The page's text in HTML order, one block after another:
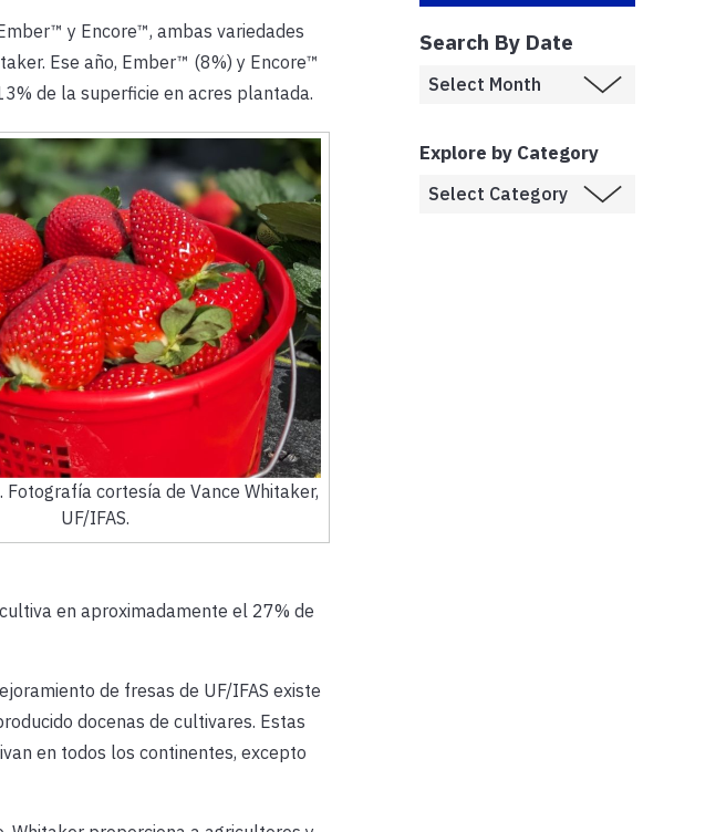
y Encore™, ambas variedades
Ese año, Ember™ (8%) y Encore™
de la superficie en acres plantada.
Fotografía cortesía de Vance Whitaker,
UF/IFAS.
en aproximadamente el 27% de
de fresas de UF/IFAS existe
docenas de cultivares. Estas
en todos los continentes, excepto
Search By Date
Explore by Category